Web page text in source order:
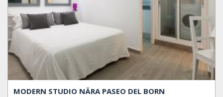
MODERN STUDIO NÄRA PASEO DEL BORN